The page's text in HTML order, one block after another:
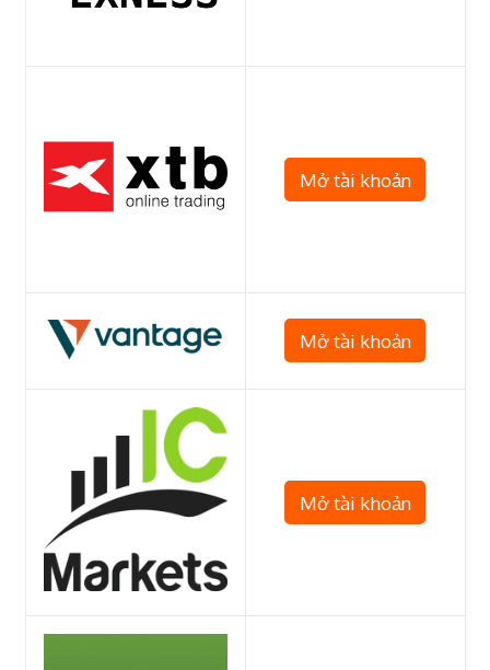
Mở tài khoản
Mở tài khoản
Mở tài khoản